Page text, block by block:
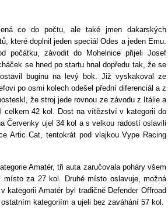
co do počtu, ale také jmen dakarských
které doplnil jeden speciál Odes a jeden Emu.
počátku, závodit do Mohelnice přijeli Josef
se hned po startu hnal dopředu tak, že se
buginu na levý bok. Již vyskakoval ze
po osmi kolech odešel přední diferenciál a z
že stroj jede rovnou ze závodu z Itálie a
celkem 42 kol. Dost na vítězství v kategorii do
Červenky ujel 34 kol a s velkou radostí oslavili
Artic Cat, tentokrát pod vlajkou Vype Racing
Amatér, tři auta zaručovala poháry všem
za 27 kol. Druhé místo oslavuje, možná
Amatér byl tradičně Defender Offroad
kategoriím a ujeli bez zaváhání 57 kol.